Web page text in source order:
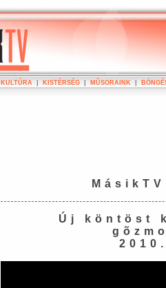
KULTÚRA KISTÉRSÉG MÛSORAINK
Új köntöst